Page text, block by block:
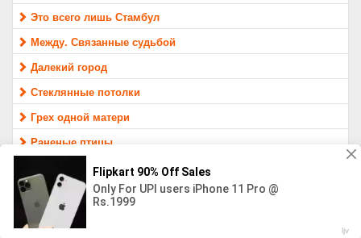
Это всего лишь Стамбул
Между. Связанные судьбой
Далекий город
Стеклянные потолки
Грех одной матери
Раненые птицы
МАТЕРИАЛ ПРЕДОСТАВЛЕН ТОЛЬКО ДЛЯ ОЗНАКОМЛЕНИЯ,